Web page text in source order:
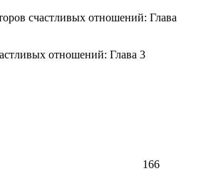
отношений: Глава 3
166